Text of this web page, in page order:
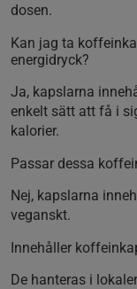
dosen.
Kan jag ta
energidryck?
Ja, kapslarna
enkelt sätt att få i
kalorier.
Passar dessa
Nej, kapslarna
veganskt.
Innehåller
De hanteras i